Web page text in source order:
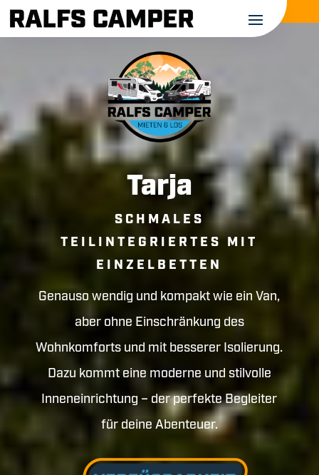
Tarja
SCHMALES
TEILINTEGRIERTES MIT
EINZELBETTEN
Genauso wendig und kompakt wie ein Van,
aber ohne Einschränkung des
Wohnkomforts und mit besserer Isolierung.
Dazu kommt eine moderne und stilvolle
Inneneinrichtung – der perfekte Begleiter
für deine Abenteuer.